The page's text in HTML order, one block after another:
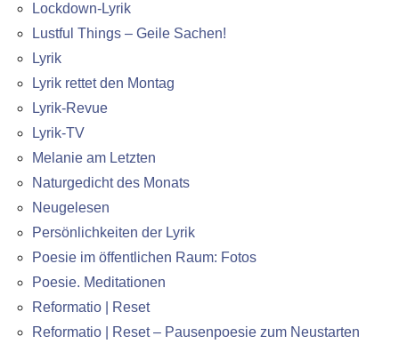
Lockdown-Lyrik
Lustful Things – Geile Sachen!
Lyrik
Lyrik rettet den Montag
Lyrik-Revue
Lyrik-TV
Melanie am Letzten
Naturgedicht des Monats
Neugelesen
Persönlichkeiten der Lyrik
Poesie im öffentlichen Raum: Fotos
Poesie. Meditationen
Reformatio | Reset
Reformatio | Reset – Pausenpoesie zum Neustarten